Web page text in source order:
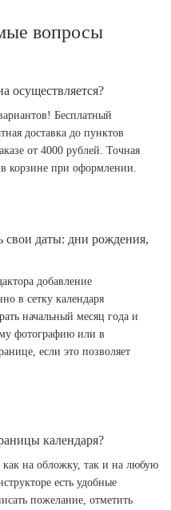
вопросы
осуществляется?
Бесплатный
доставка до пунктов
от 4000 рублей. Точная
в корзине при оформлении.
свои даты: дни рождения,
добавление
в сетку календаря
начальный месяц года и
фотографию или в
если это позволяет
календаря?
на обложку, так и на любую
есть удобные
пожелание, отметить